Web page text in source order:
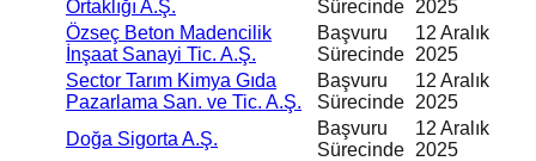
Ortaklığı A.Ş.
Sürecinde 2025
Özseç Beton Madencilik
İnşaat Sanayi Tic. A.Ş.
Başvuru
Sürecinde
12 Aralık
2025
Sector Tarım Kimya Gıda
Pazarlama San. ve Tic. A.Ş.
Başvuru
Sürecinde
12 Aralık
2025
Doğa Sigorta A.Ş.
Başvuru
Sürecinde
12 Aralık
2025